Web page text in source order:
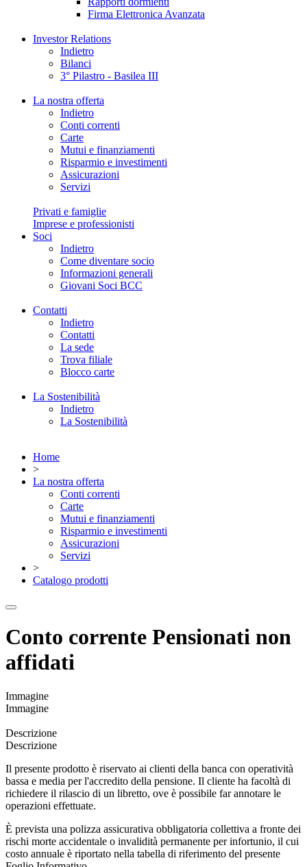
Firma Elettronica Avanzata
Investor Relations
Indietro
Bilanci
3° Pilastro - Basilea III
La nostra offerta
Indietro
Conti correnti
Carte
Mutui e finanziamenti
Risparmio e investimenti
Assicurazioni
Servizi
Privati e famiglie
Imprese e professionisti
Soci
Indietro
Come diventare socio
Informazioni generali
Giovani Soci BCC
Contatti
Indietro
Contatti
La sede
Trova filiale
Blocco carte
La Sostenibilità
Indietro
La Sostenibilità
Home
>
La nostra offerta
Conti correnti
Carte
Mutui e finanziamenti
Risparmio e investimenti
Assicurazioni
Servizi
>
Catalogo prodotti
Conto corrente Pensionati non
affidati
Immagine
Immagine
Descrizione
Descrizione
Il presente prodotto è riservato ai clienti della banca con operatività
bassa e media per l'accredito della pensione. Il cliente ha facoltà di
richiedere il rilascio di un libretto, ove è possibile far annotare le
operazioni effettuate.
È prevista una polizza assicurativa obbligatoria collettiva a fronte dei
rischi morte accidentale o invalidità permanente per infortunio, il cui
costo annuale è riportato nella tabella di riferimento del presente